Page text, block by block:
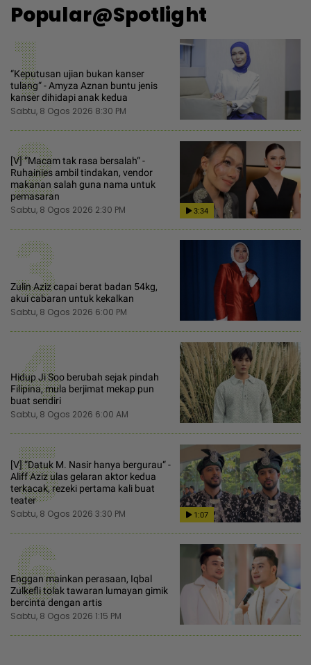
Popular@Spotlight
1
“Keputusan ujian bukan kanser
tulang“ - Amyza Aznan buntu jenis
kanser dihidapi anak kedua
Sabtu, 8 Ogos 2026 8:30 PM
2
[V] “Macam tak rasa bersalah“ -
Ruhainies ambil tindakan, vendor
makanan salah guna nama untuk
pemasaran
Sabtu, 8 Ogos 2026 2:30 PM 3:34
3
Zulin Aziz capai berat badan 54kg,
akui cabaran untuk kekalkan
Sabtu, 8 Ogos 2026 6:00 PM
4
Hidup Ji Soo berubah sejak pindah
Filipina, mula berjimat mekap pun
buat sendiri
Sabtu, 8 Ogos 2026 6:00 AM
5
[V] “Datuk M. Nasir hanya bergurau“ -
Aliff Aziz ulas gelaran aktor kedua
terkacak, rezeki pertama kali buat
teater
Sabtu, 8 Ogos 2026 3:30 PM 1:07
6
Enggan mainkan perasaan, Iqbal
Zulkefli tolak tawaran lumayan gimik
bercinta dengan artis
Sabtu, 8 Ogos 2026 1:15 PM